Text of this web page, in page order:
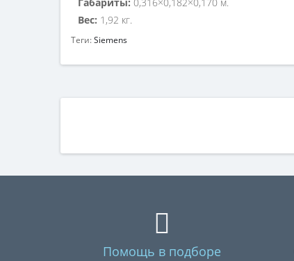
Вес: 1,92 кг.
Теги:Siemens
Помощь в подборе